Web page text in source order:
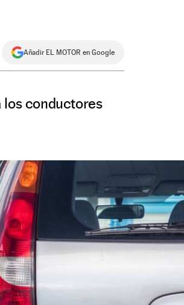
Añadir EL MOTOR en Google
los conductores